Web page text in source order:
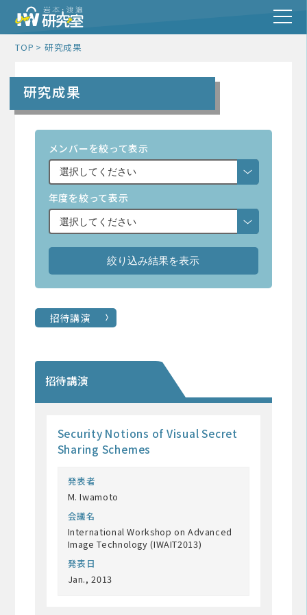
TOP 研究成果
研究成果
メンバーを絞って表示
年度を絞って表示
招待講演
招待講演
Security Notions of Visual Secret
Sharing Schemes
発表者
M. Iwamoto
会議名
International Workshop on Advanced
Image Technology (IWAIT2013)
発表日
Jan., 2013